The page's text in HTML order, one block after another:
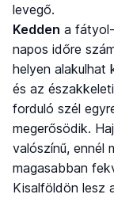
levegő.
Kedden a
napos időre
helyen alakulhat
és az
forduló szél
megerősödik.
valószínű, ennél
magasabban
Kisalföldön lesz